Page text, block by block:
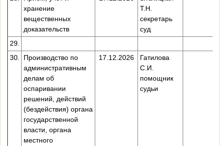
хранение
вещественных
доказательств
Т.Н.
секретарь
суд
29.
30.
Производство по
административным
делам об
оспаривании
решений, действий
(бездействия) органа
государственной
власти, органа
местного
17.12.2026
Гатилова
С.И.
помощник
судьи